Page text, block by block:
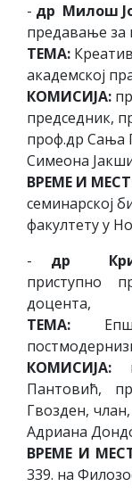
- др Милош
предавање за
ТЕМА:
академској
КОМИСИЈА:
председник,
проф.др Сања
Симеона
ВРЕМЕ И
семинарској
факултету у
-
др
приступно
доцента,
ТЕМА:
КОМИСИЈА:
Пантовић,
Гвозден,
Адриана
ВРЕМЕ И
339. на